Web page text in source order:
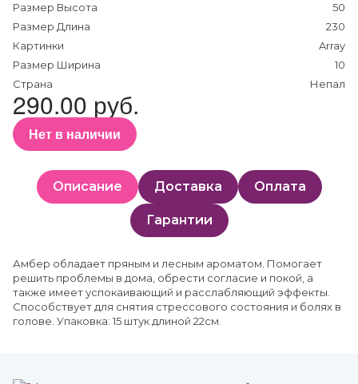
Размер Высота
50
Размер Длина
230
Картинки
Array
Размер Ширина
10
Страна
Непал
290.00 руб.
Нет в наличии
Описание Доставка Оплата
Гарантии
Амбер обладает пряным и лесным ароматом. Помогает
решить проблемы в дома, обрести согласие и покой, а
также имеет успокаивающий и расслабляющий эффекты.
Способствует для снятия стрессового состояния и болях в
голове. Упаковка: 15 штук длиной 22см.